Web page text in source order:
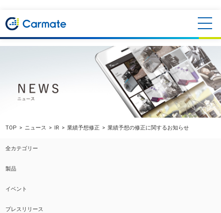
TOP ニュース IR 業績予想修正 業績予想の修正に関するお知らせ
全カテゴリー
製品
イベント
プレスリリース